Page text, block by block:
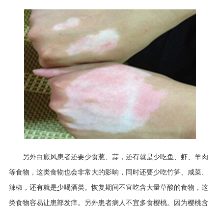
另外白癜风患者还要少食葱、蒜，还有就是少吃鱼、虾、羊肉
等食物，这类食物也会非常大的影响，同时还要少吃竹笋、咸菜、
辣椒，还有就是少喝酒类。恢复期间不宜吃含大量草酸的食物，这
类食物容易让患部发痒。另外患者病人不宜多食樱桃。因为樱桃含